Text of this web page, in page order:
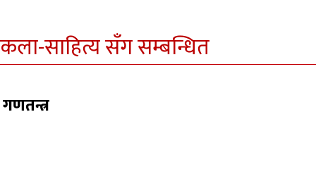
कला-साहित्य सँग सम्बन्धित
गणतन्त्र